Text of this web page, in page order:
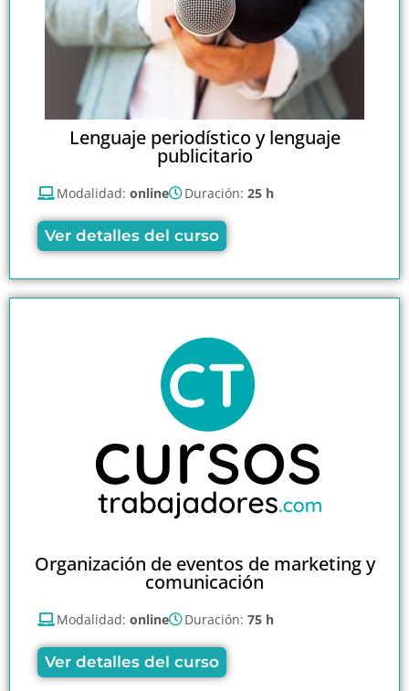
Lenguaje periodístico y lenguaje
publicitario
Modalidad: online Duración: 25 h
Ver detalles del curso
Organización de eventos de marketing y
comunicación
Modalidad: online Duración: 75 h
Ver detalles del curso